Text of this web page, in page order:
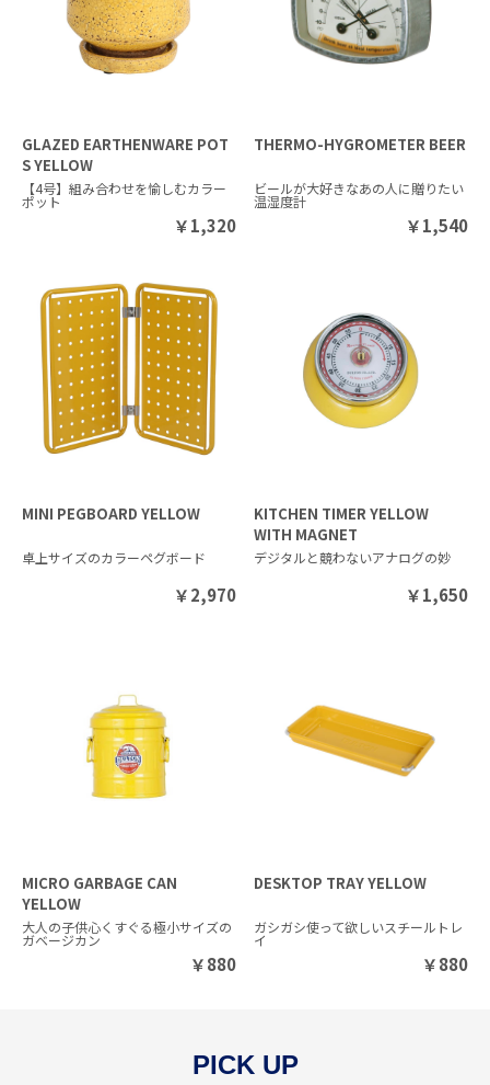
GLAZED EARTHENWARE POT
S YELLOW
【4号】組み合わせを愉しむカラー
ポット
￥1,320
THERMO-HYGROMETER BEER
ビールが大好きなあの人に贈りたい
温湿度計
￥1,540
MINI PEGBOARD YELLOW
卓上サイズのカラーペグボード
￥2,970
KITCHEN TIMER YELLOW
WITH MAGNET
デジタルと競わないアナログの妙
￥1,650
MICRO GARBAGE CAN
YELLOW
大人の子供心くすぐる極小サイズの
ガベージカン
￥880
DESKTOP TRAY YELLOW
ガシガシ使って欲しいスチールトレ
イ
￥880
PICK UP